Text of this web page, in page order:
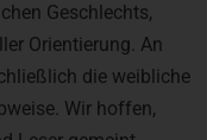
Geschlechts,
Orientierung. An
die weibliche
Wir hoffen,